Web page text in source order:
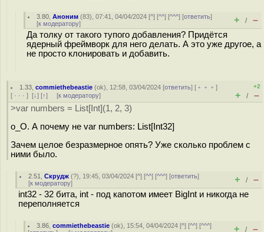
3.80 ,Аноним (83), 07:41, 04/04/2024 [^] [^^] [^^^] [ответить]
[к модератору] + / –
Да толку от такого тупого добавления? Придётся
ядерный фреймворк для него делать. А это уже другое, а
не просто клонировать и добавить.
1.33 ,commiethebeastie (ok), 12:58, 03/04/2024 [ответить] [ ﹢﹢﹢]
[ · · · ] [↓] [↑] [к модератору]
+2
+ / –
>var numbers = List[Int](1, 2, 3)
o_O. А почему не var numbers: List[Int32]
Зачем целое безразмерное опять? Уже сколько проблем с
ними было.
2.51 ,Скрудж (?), 19:45, 03/04/2024 [^] [^^] [^^^] [ответить]
[к модератору] + / –
int32 - 32 бита, int - под капотом имеет BigInt и никогда не
переполняется
3.86 ,commiethebeastie (ok), 15:54, 04/04/2024 [^] [^^] [^^^]
+ / –